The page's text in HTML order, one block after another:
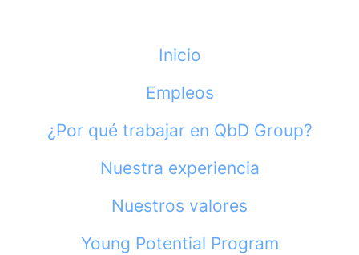
Inicio
Empleos
¿Por qué trabajar en QbD Group?
Nuestra experiencia
Nuestros valores
Young Potential Program